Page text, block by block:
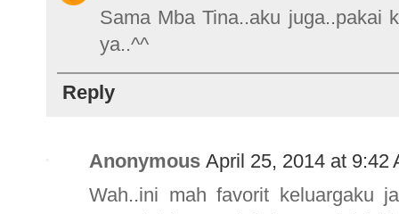
Sama Mba Tina..aku juga..pakai
ya..^^
Reply
Anonymous April 25, 2014 at 9:42
Wah..ini mah favorit keluargaku